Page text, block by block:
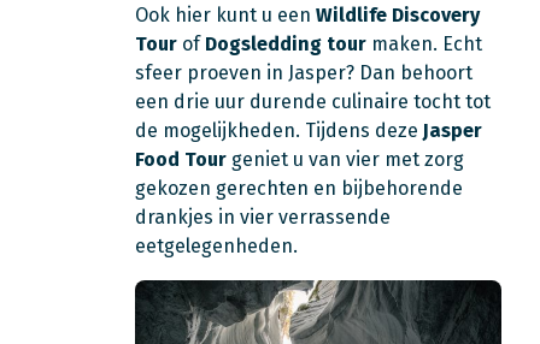
Ook hier kunt u een Wildlife Discovery
Tour of Dogsledding tour maken. Echt
sfeer proeven in Jasper? Dan behoort
een drie uur durende culinaire tocht tot
de mogelijkheden. Tijdens deze Jasper
Food Tour geniet u van vier met zorg
gekozen gerechten en bijbehorende
drankjes in vier verrassende
eetgelegenheden.